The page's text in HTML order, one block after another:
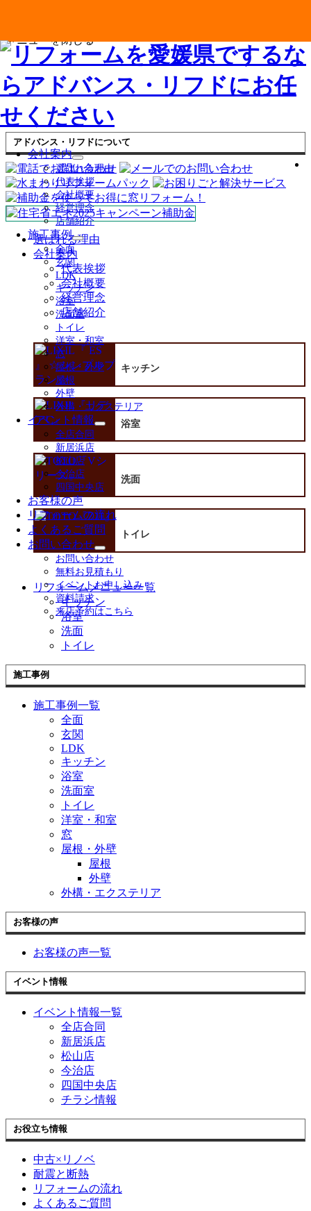
会社案内
サ
ブ
メ
ニ
ュ
ー
を
開
選ばれる理由
代表挨拶
会社概要
経営理念
店舗紹介
施工事例
サ
メ
ニ
ュ
ー
を
展
開
全面
玄関
LDK
キッチン
浴室
洗面室
トイレ
洋室・和室
窓
屋根・外壁
屋根
外壁
外構・エクステリア
イベント情報
サ
ブ
メ
ニ
ー
展
開
全店合同
新居浜店
松山店
今治店
四国中央店
お客様の声
リフォームの流れ
よくあるご質問
お問い合わせ
サ
ブ
メ
ニ
ュ
ー
お問い合わせ
無料お見積もり
イベントお申し込み
資料請求
来店予約はこちら
メニューを閉じる
アドバンス・リフドについて
選ばれる理由
会社案内
代表挨拶
会社概要
経営理念
店舗紹介
キッチン
浴室
洗面
トイレ
リフォームメニュー一覧
キッチン
浴室
洗面
トイレ
施工事例
施工事例一覧
全面
玄関
LDK
キッチン
浴室
洗面室
トイレ
洋室・和室
窓
屋根・外壁
屋根
外壁
外構・エクステリア
お客様の声
お客様の声一覧
イベント情報
イベント情報一覧
全店合同
新居浜店
松山店
今治店
四国中央店
チラシ情報
お役立ち情報
中古×リノベ
耐震と断熱
リフォームの流れ
よくあるご質問